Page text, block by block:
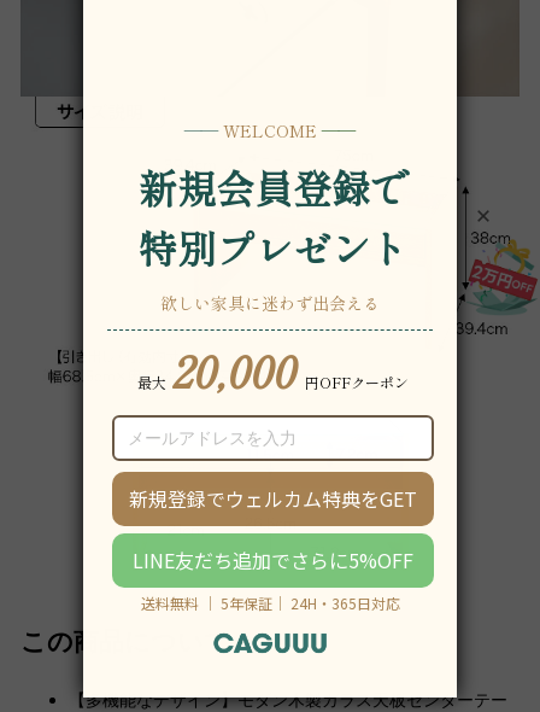
この商品について
【多機能なデザイン】モダン木製ガラス天板センターテー